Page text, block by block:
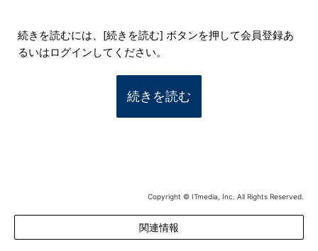
続きを読むには、[続きを読む] ボタンを押して会員登録あ
るいはログインしてください。
続きを読む
Copyright © ITmedia, Inc. All Rights Reserved.
関連情報